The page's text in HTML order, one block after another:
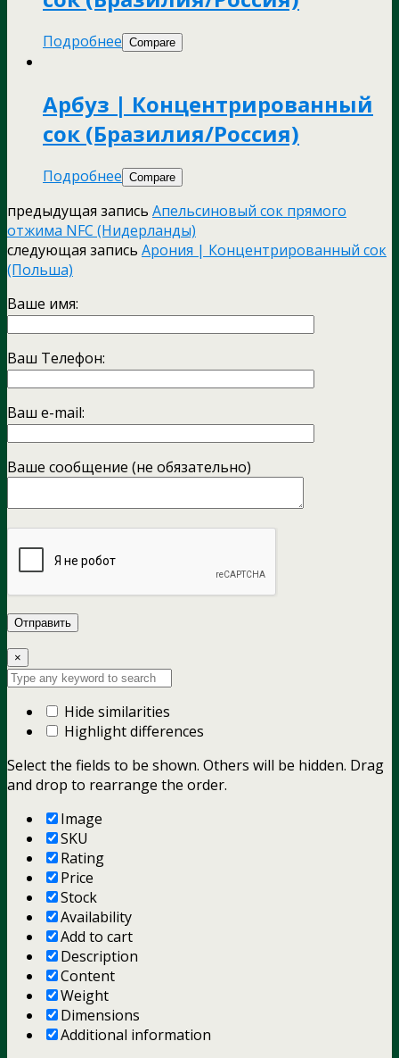
Подробнее Compare
Арбуз | Концентрированный
сок (Бразилия/Россия)
Подробнее Compare
предыдущая запись Апельсиновый сок прямого
отжима NFC (Нидерланды)
следующая запись Арония | Концентрированный сок
(Польша)
Ваше имя:
Ваш Телефон:
Ваш e-mail:
Ваше сообщение (не обязательно)
×
Hide similarities
Highlight differences
Select the fields to be shown. Others will be hidden. Drag
and drop to rearrange the order.
Image
SKU
Rating
Price
Stock
Availability
Add to cart
Description
Content
Weight
Dimensions
Additional information